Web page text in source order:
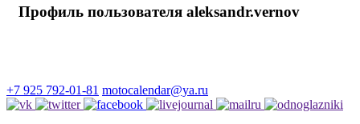
Профиль пользователя aleksandr.vernov
+7 925 792-01-81 motocalendar@ya.ru